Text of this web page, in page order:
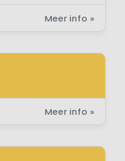
Meer info »
Meer info »